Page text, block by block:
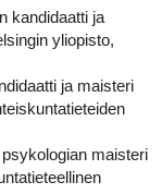
kandidaatti ja
yliopisto,
ja maisteri
maisteri